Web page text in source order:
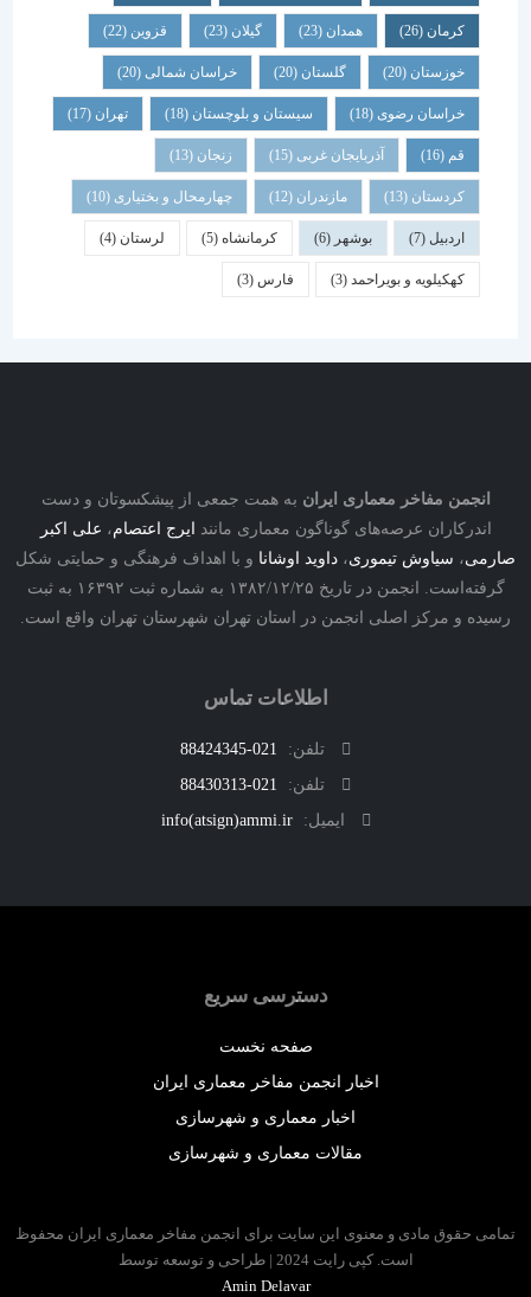
همدان گیلان قزوین
خوزستان(20) گلستان (20) خراسان شمالی(20)
خراسان رضوی(18) سیستان و بلوچستان(18) تهران
آذربایجان غربی(15) زنجان
کردستان(13) مازندران(12) چهارمحال و بختیاری (10)
بوشهر کرمانشاه(5) لرستان (4)
کهکیلویه و بویراحمد(3) فارس
مفاخر معماری ایرانبه همت جمعی از پیشکسوتان و دست
عرصه‌های گوناگون معماری مانندایرج اعتصام،علی اکبر
،سیاوش تیموری،داوید اوشاناو با اهداف فرهنگی و حمایتی شکل
گرفته‌است. انجمن در تاریخ ۱۳۸۲/۱۲/۲۵ به شماره ثبت ۱۶۳۹۲ به ثبت
و مرکز اصلی انجمن در استان تهران شهرستان تهران واقع است.
اطلاعات تماس
تلفن:
021-88424345
تلفن:
021-88430313
ایمیل:
info(atsign)ammi.ir
دسترسی سریع
صفحه نخست
اخبار انجمن مفاخر معماری ایران
اخبار معماری و شهرسازی
مقالات معماری و شهرسازی
حقوق مادی و معنوی این سایت برای انجمن مفاخر معماری ایران محفوظ
است. کپی رایت 2024 | طراحی و توسعه توسط
Amin Delavar